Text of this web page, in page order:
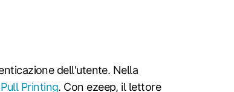
dell'utente. Nella
Printing. Con ezeep, il lettore